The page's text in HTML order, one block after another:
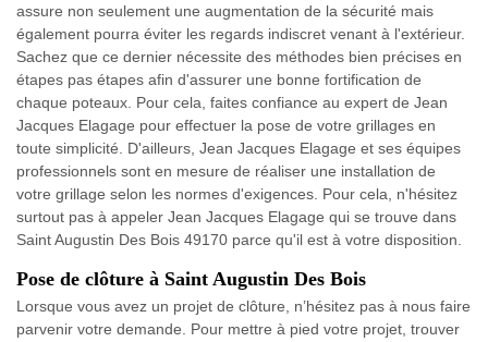
assure non seulement une augmentation de la sécurité mais
également pourra éviter les regards indiscret venant à l'extérieur.
Sachez que ce dernier nécessite des méthodes bien précises en
étapes pas étapes afin d'assurer une bonne fortification de
chaque poteaux. Pour cela, faites confiance au expert de Jean
Jacques Elagage pour effectuer la pose de votre grillages en
toute simplicité. D'ailleurs, Jean Jacques Elagage et ses équipes
professionnels sont en mesure de réaliser une installation de
votre grillage selon les normes d'exigences. Pour cela, n'hésitez
surtout pas à appeler Jean Jacques Elagage qui se trouve dans
Saint Augustin Des Bois 49170 parce qu'il est à votre disposition.
Pose de clôture à Saint Augustin Des Bois
Lorsque vous avez un projet de clôture, n’hésitez pas à nous faire
parvenir votre demande. Pour mettre à pied votre projet, trouver